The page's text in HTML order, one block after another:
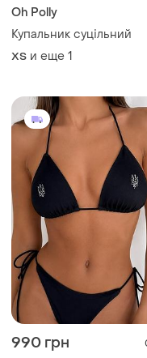
Oh Polly
Купальник суцільний
ХS и еще 1
990 грн